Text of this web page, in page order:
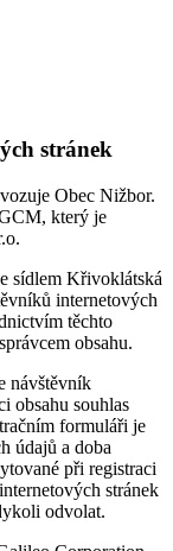
stránek
Obec Nižbor.
který je
sídlem Křivoklátská
internetových
těchto
obsahu.
návštěvník
obsahu souhlas
formuláři je
údajů a doba
při registraci
stránek
odvolat.